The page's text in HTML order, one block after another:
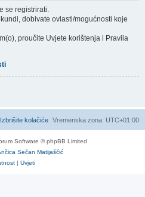
se registrirati.
dobivate ovlasti/mogućnosti koje
proučite Uvjete korištenja i Pravila
Vremenska zona: UTC+01:00
Izbrišite kolačiće
Software © phpBB Limited
Sečan Matijaščić
| Uvjeti